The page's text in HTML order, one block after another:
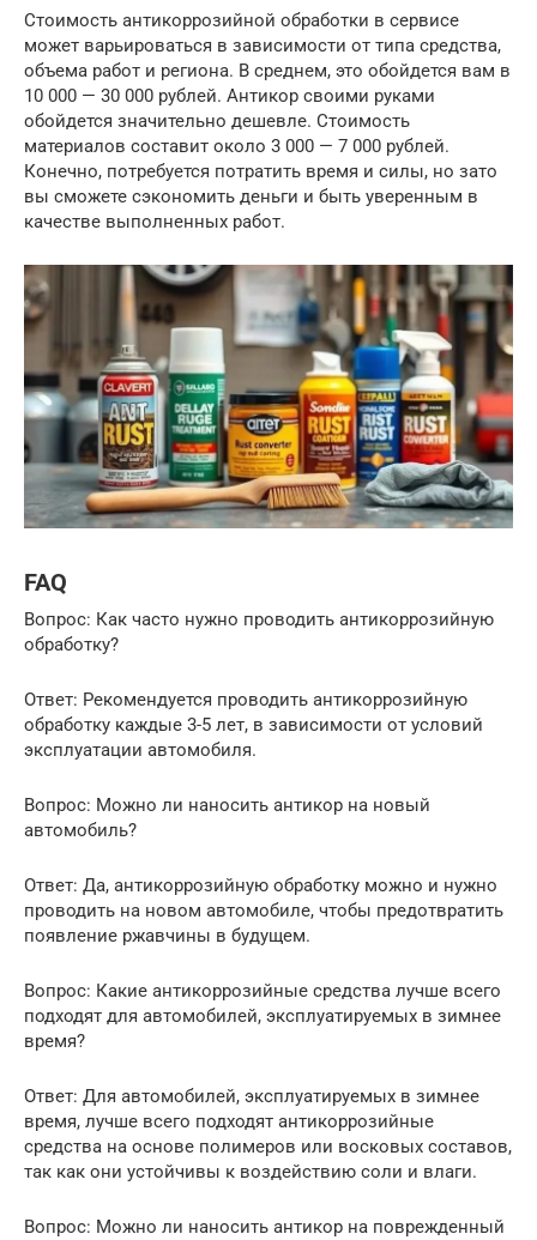
Стоимость антикоррозийной обработки в сервисе
может варьироваться в зависимости от типа средства,
объема работ и региона. В среднем, это обойдется вам в
10 000 — 30 000 рублей. Антикор своими руками
обойдется значительно дешевле. Стоимость
материалов составит около 3 000 — 7 000 рублей.
Конечно, потребуется потратить время и силы, но зато
вы сможете сэкономить деньги и быть уверенным в
качестве выполненных работ.
FAQ
Вопрос: Как часто нужно проводить антикоррозийную
обработку?
Ответ: Рекомендуется проводить антикоррозийную
обработку каждые 3-5 лет, в зависимости от условий
эксплуатации автомобиля.
Вопрос: Можно ли наносить антикор на новый
автомобиль?
Ответ: Да, антикоррозийную обработку можно и нужно
проводить на новом автомобиле, чтобы предотвратить
появление ржавчины в будущем.
Вопрос: Какие антикоррозийные средства лучше всего
подходят для автомобилей, эксплуатируемых в зимнее
время?
Ответ: Для автомобилей, эксплуатируемых в зимнее
время, лучше всего подходят антикоррозийные
средства на основе полимеров или восковых составов,
так как они устойчивы к воздействию соли и влаги.
Вопрос: Можно ли наносить антикор на поврежденный